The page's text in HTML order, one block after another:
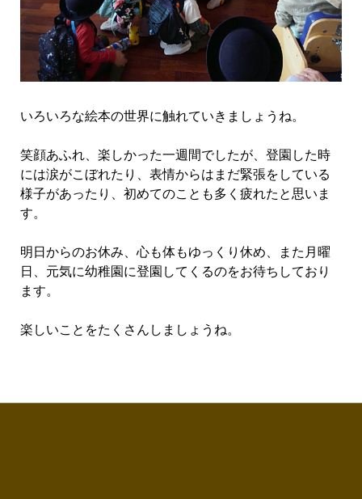
いろいろな絵本の世界に触れていきましょうね。
笑顔あふれ、楽しかった一週間でしたが、登園した時
には涙がこぼれたり、表情からはまだ緊張をしている
様子があったり、初めてのことも多く疲れたと思いま
す。
明日からのお休み、心も体もゆっくり休め、また月曜
日、元気に幼稚園に登園してくるのをお待ちしており
ます。
楽しいことをたくさんしましょうね。